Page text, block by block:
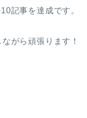
記事を達成です。
がら頑張ります！